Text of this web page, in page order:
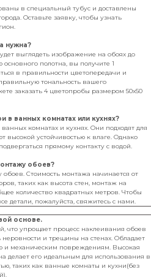
в специальный тубус и доставлены
Оставьте заявку, чтобы узнать
нужна?
выглядеть изображение на обоях до
полотна, вы получите 1
в правильности цветопередачи и
тональность вашего
заказать 4 цветопробы размером 50х50
в ванных комнатах или кухнях?
комнатах и кухнях. Они подходят для
высокой устойчивостью к влаге. Однако
прямому контакту с водой.
обоев?
Стоимость монтажа начинается от
таких как высота стен, монтаж на
количество квадратных метров. Чтобы
детали, пожалуйста, свяжитесь с нами.
основе.
что упрощает процесс наклеивания обоев
и трещины на стенах. Обладает
и механическим повреждениям. Высокая
делает его идеальным для использования в
таких как ванные комнаты и кухни(без